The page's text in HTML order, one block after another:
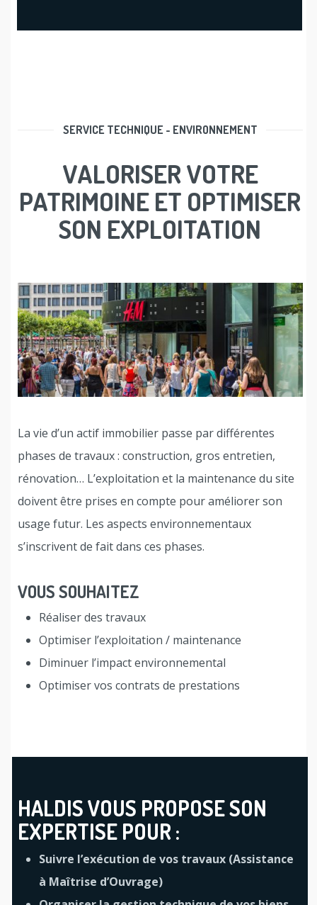
SERVICE TECHNIQUE - ENVIRONNEMENT
VALORISER VOTRE
PATRIMOINE ET OPTIMISER
SON EXPLOITATION
La vie d’un actif immobilier passe par différentes
phases de travaux : construction, gros entretien,
rénovation… L’exploitation et la maintenance du site
doivent être prises en compte pour améliorer son
usage futur. Les aspects environnementaux
s’inscrivent de fait dans ces phases.
VOUS SOUHAITEZ
Réaliser des travaux
Optimiser l’exploitation / maintenance
Diminuer l’impact environnemental
Optimiser vos contrats de prestations
HALDIS VOUS PROPOSE SON
EXPERTISE POUR :
Suivre l’exécution de vos travaux (Assistance
à Maîtrise d’Ouvrage)